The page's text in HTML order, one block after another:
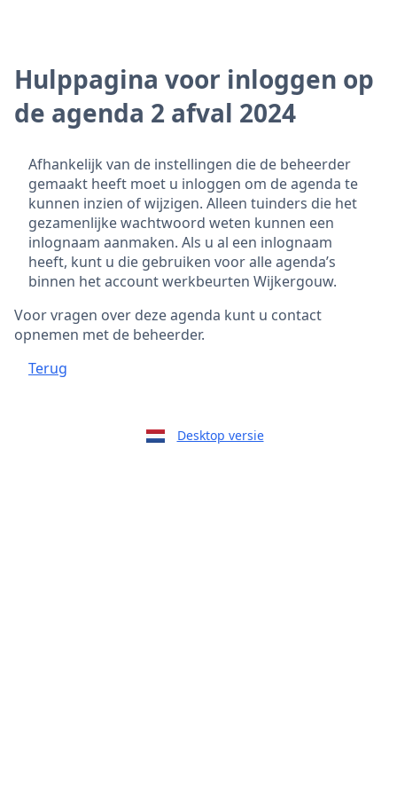
Hulppagina voor inloggen op
de agenda 2 afval 2024
Afhankelijk van de instellingen die de beheerder
gemaakt heeft moet u inloggen om de agenda te
kunnen inzien of wijzigen. Alleen tuinders die het
gezamenlijke wachtwoord weten kunnen een
inlognaam aanmaken. Als u al een inlognaam
heeft, kunt u die gebruiken voor alle agenda’s
binnen het account werkbeurten Wijkergouw.
Voor vragen over deze agenda kunt u contact
opnemen met de beheerder.
Terug
Desktop versie